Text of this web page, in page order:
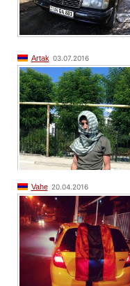
Artak 03.07.2016
Vahe 20.04.2016